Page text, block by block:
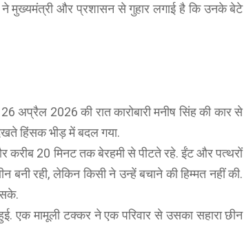
ने मुख्यमंत्री और प्रशासन से गुहार लगाई है कि उनके बेटे
अप्रैल 2026 की रात कारोबारी मनीष सिंह की कार से
हिंसक भीड़ में बदल गया.
20 मिनट तक बेरहमी से पीटते रहे. ईंट और पत्थरों
बनी रही, लेकिन किसी ने उन्हें बचाने की हिम्मत नहीं की.
सके.
हुई. एक मामूली टक्कर ने एक परिवार से उसका सहारा छीन